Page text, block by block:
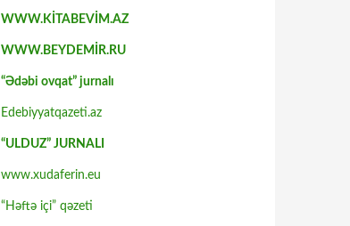
WWW.KİTABEVİM.AZ
WWW.BEYDEMİR.RU
“Ədəbi ovqat” jurnalı
Edebiyyatqazeti.az
“ULDUZ” JURNALI
www.xudaferin.eu
“Həftə içi” qəzeti